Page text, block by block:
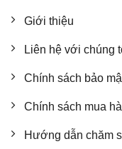
Giới thiệu
Liên hệ với chúng
Chính sách bảo
Chính sách mua
Hướng dẫn chăm